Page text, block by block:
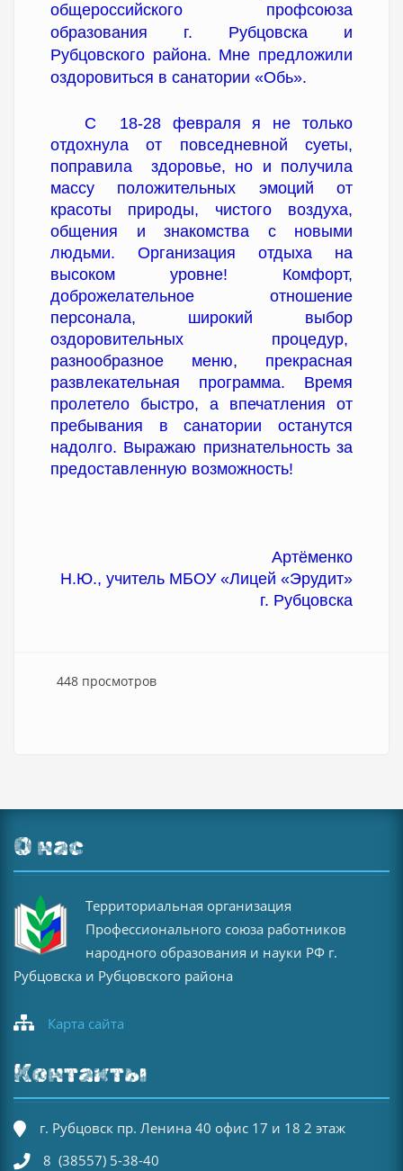
общероссийского профсоюза
образования г. Рубцовска и
Рубцовского района. Мне предложили
оздоровиться в санатории «Обь».
С 18-28 февраля я не только
отдохнула от повседневной суеты,
поправила здоровье, но и получила
массу положительных эмоций от
красоты природы, чистого воздуха,
общения и знакомства с новыми
людьми. Организация отдыха на
высоком уровне! Комфорт,
доброжелательное отношение
персонала, широкий выбор
оздоровительных процедур,
разнообразное меню, прекрасная
развлекательная программа. Время
пролетело быстро, а впечатления от
пребывания в санатории останутся
надолго. Выражаю признательность за
предоставленную возможность!
Артёменко
Н.Ю., учитель МБОУ «Лицей «Эрудит»
г. Рубцовска
448 просмотров
О нас
Территориальная организация
Профессионального союза работников
народного образования и науки РФ г.
Рубцовска и Рубцовского района
Карта сайта
Контакты
г. Рубцовск пр. Ленина 40 офис 17 и 18 2 этаж
8 (38557) 5-38-40